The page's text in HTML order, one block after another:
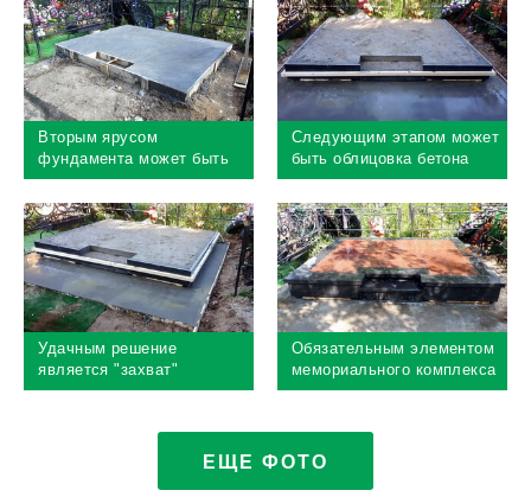
горизонтом, сваи также
заливаются бетоном
"поймать" нужный уровень
заливаемого бетона
Вторым ярусом
фундамента может быть
монолитный бетонный пол,
если этого требует проект
Следующим этапом может
быть облицовка бетона
гранитными плитами.
Крайне желательно всегда
закрывать бетон
облицовкой
Удачным решение
является "захват"
периметра будущего
гранитной брусчаткой,
Обязательным элементом
мемориального комплекса
является гранитная лента,
бетонный цоколь сверху
ЕЩЕ ФОТО